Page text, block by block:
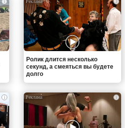
Ролик длится несколько
секунд, а смеяться вы будете
долго
i i